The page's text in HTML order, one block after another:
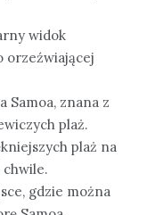
widok
orzeźwiającej
Samoa, znana z
plaż.
plaż na
gdzie można